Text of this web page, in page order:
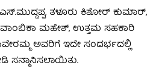
ತಳೂರು ಕಿಶೋರ್ ಕುಮಾರ್,
ಮಹೇಶ್, ಉತ್ತಮ ಸಹಕಾರಿ
ಅವರಿಗೆ ಇದೇ ಸಂದರ್ಭದಲ್ಲಿ
ಸನ್ಮಾನಿಸಲಾಯಿತು.